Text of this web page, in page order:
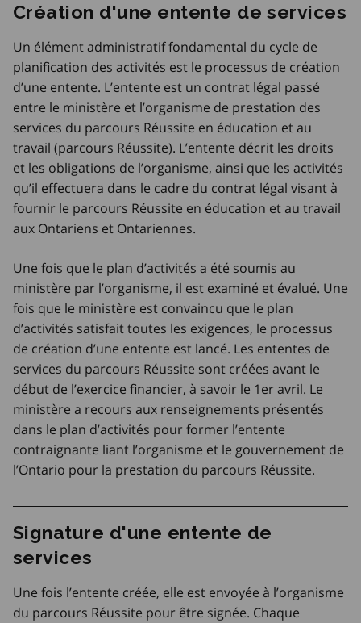
Création d'une entente de services
Un élément administratif fondamental du cycle de
planification des activités est le processus de création
d’une entente. L’entente est un contrat légal passé
entre le ministère et l’organisme de prestation des
services du parcours Réussite en éducation et au
travail (parcours Réussite). L’entente décrit les droits
et les obligations de l’organisme, ainsi que les activités
qu’il effectuera dans le cadre du contrat légal visant à
fournir le parcours Réussite en éducation et au travail
aux Ontariens et Ontariennes.
Une fois que le plan d’activités a été soumis au
ministère par l’organisme, il est examiné et évalué. Une
fois que le ministère est convaincu que le plan
d’activités satisfait toutes les exigences, le processus
de création d’une entente est lancé. Les ententes de
services du parcours Réussite sont créées avant le
début de l’exercice financier, à savoir le 1er avril. Le
ministère a recours aux renseignements présentés
dans le plan d’activités pour former l’entente
contraignante liant l’organisme et le gouvernement de
l’Ontario pour la prestation du parcours Réussite.
Signature d'une entente de
services
Une fois l’entente créée, elle est envoyée à l’organisme
du parcours Réussite pour être signée. Chaque